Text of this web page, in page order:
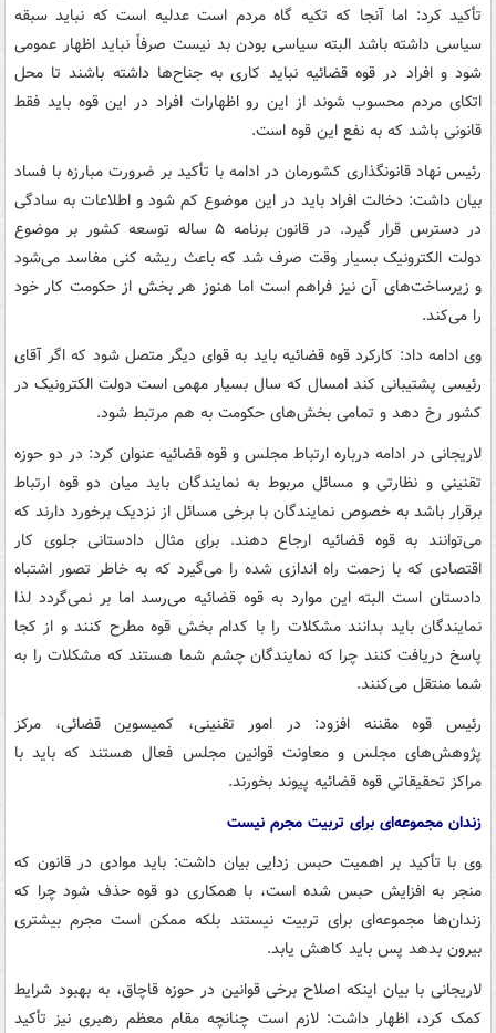
تأکید کرد: اما آنجا که تکیه گاه مردم است عدلیه است که نباید سبقه
سیاسی داشته باشد البته سیاسی بودن بد نیست صرفاً نباید اظهار عمومی
شود و افراد در قوه قضائیه نباید کاری به جناح‌ها داشته باشند تا محل
اتکای مردم محسوب شوند از این رو اظهارات افراد در این قوه باید فقط
قانونی باشد که به نفع این قوه است.
رئیس نهاد قانونگذاری کشورمان در ادامه با تأکید بر ضرورت مبارزه با فساد
بیان داشت: دخالت افراد باید در این موضوع کم شود و اطلاعات به سادگی
در دسترس قرار گیرد. در قانون برنامه ۵ ساله توسعه کشور بر موضوع
دولت الکترونیک بسیار وقت صرف شد که باعث ریشه کنی مفاسد می‌شود
و زیرساخت‌های آن نیز فراهم است اما هنوز هر بخش از حکومت کار خود
را می‌کند.
وی ادامه داد: کارکرد قوه قضائیه باید به قوای دیگر متصل شود که اگر آقای
رئیسی پشتیبانی کند امسال که سال بسیار مهمی است دولت الکترونیک در
کشور رخ دهد و تمامی بخش‌های حکومت به هم مرتبط شود.
لاریجانی در ادامه درباره ارتباط مجلس و قوه قضائیه عنوان کرد: در دو حوزه
تقنینی و نظارتی و مسائل مربوط به نمایندگان باید میان دو قوه ارتباط
برقرار باشد به خصوص نمایندگان با برخی مسائل از نزدیک برخورد دارند که
می‌توانند به قوه قضائیه ارجاع دهند. برای مثال دادستانی جلوی کار
اقتصادی که با زحمت راه اندازی شده را می‌گیرد که به خاطر تصور اشتباه
دادستان است البته این موارد به قوه قضائیه می‌رسد اما بر نمی‌گردد لذا
نمایندگان باید بدانند مشکلات را با کدام بخش قوه مطرح کنند و از کجا
پاسخ دریافت کنند چرا که نمایندگان چشم شما هستند که مشکلات را به
شما منتقل می‌کنند.
رئیس قوه مقننه افزود: در امور تقنینی، کمیسوین قضائی، مرکز
پژوهش‌های مجلس و معاونت قوانین مجلس فعال هستند که باید با
مراکز تحقیقاتی قوه قضائیه پیوند بخورند.
زندان مجموعه‌ای برای تربیت مجرم نیست
وی با تأکید بر اهمیت حبس زدایی بیان داشت: باید موادی در قانون که
منجر به افزایش حبس شده است، با همکاری دو قوه حذف شود چرا که
زندان‌ها مجموعه‌ای برای تربیت نیستند بلکه ممکن است مجرم بیشتری
بیرون بدهد پس باید کاهش یابد.
لاریجانی با بیان اینکه اصلاح برخی قوانین در حوزه قاچاق، به بهبود شرایط
کمک کرد، اظهار داشت: لازم است چنانچه مقام معظم رهبری نیز تأکید